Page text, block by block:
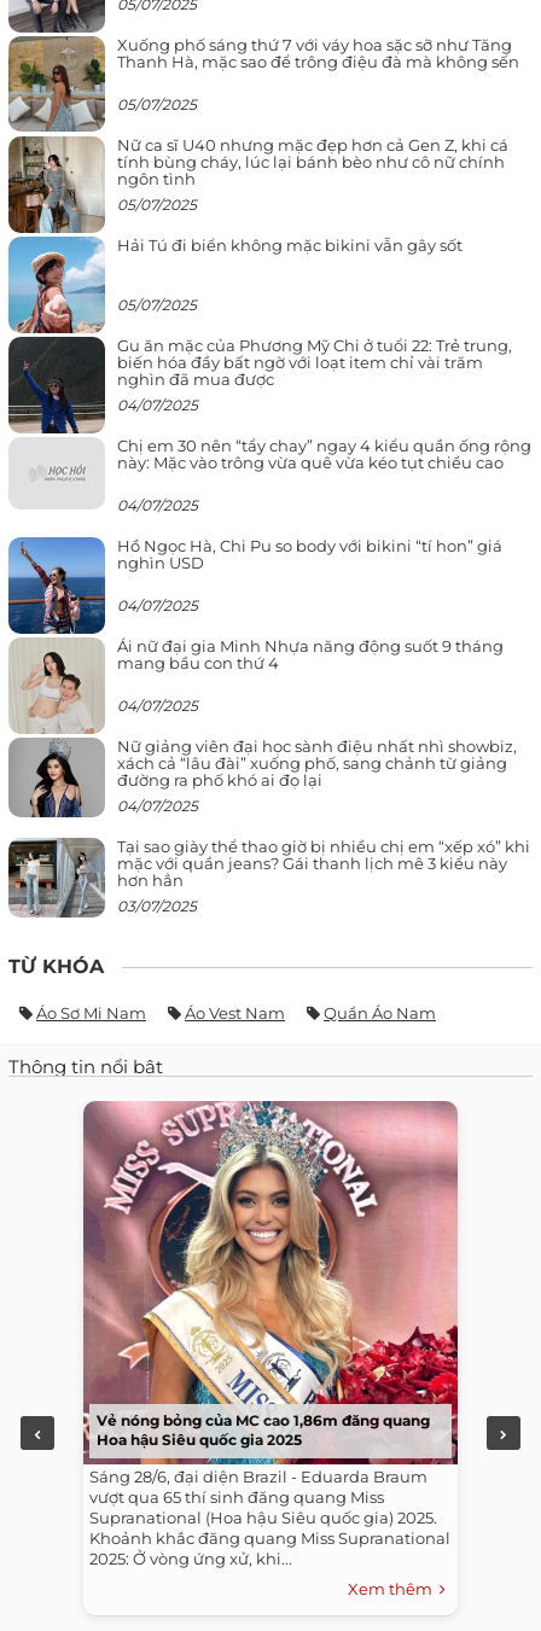
05/07/2025
Xuống phố sáng thứ 7 với váy hoa sặc sỡ như Tăng
Thanh Hà, mặc sao để trông điệu đà mà không sến
05/07/2025
Nữ ca sĩ U40 nhưng mặc đẹp hơn cả Gen Z, khi cá
tính bùng cháy, lúc lại bánh bèo như cô nữ chính
ngôn tình
05/07/2025
Hải Tú đi biển không mặc bikini vẫn gây sốt
05/07/2025
Gu ăn mặc của Phương Mỹ Chi ở tuổi 22: Trẻ trung,
biến hóa đầy bất ngờ với loạt item chỉ vài trăm
nghìn đã mua được
04/07/2025
Chị em 30 nên “tẩy chay” ngay 4 kiểu quần ống rộng
này: Mặc vào trông vừa quê vừa kéo tụt chiều cao
04/07/2025
Hồ Ngọc Hà, Chi Pu so body với bikini “tí hon” giá
nghìn USD
04/07/2025
Ái nữ đại gia Minh Nhựa năng động suốt 9 tháng
mang bầu con thứ 4
04/07/2025
Nữ giảng viên đại học sành điệu nhất nhì showbiz,
xách cả “lâu đài” xuống phố, sang chảnh từ giảng
đường ra phố khó ai đọ lại
04/07/2025
Tại sao giày thể thao giờ bị nhiều chị em “xếp xó” khi
mặc với quần jeans? Gái thanh lịch mê 3 kiểu này
hơn hẳn
03/07/2025
TỪ KHÓA
Áo Sơ Mi Nam Áo Vest Nam Quần Áo Nam
Thông tin nổi bật
Vẻ nóng bỏng của MC cao 1,86m đăng quang
Hoa hậu Siêu quốc gia 2025
Sáng 28/6, đại diện Brazil - Eduarda Braum
vượt qua 65 thí sinh đăng quang Miss
Supranational (Hoa hậu Siêu quốc gia) 2025.
Khoảnh khắc đăng quang Miss Supranational
2025: Ở vòng ứng xử, khi...
Xem thêm